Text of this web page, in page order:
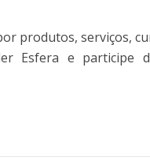
produtos, serviços,
Esfera e participe